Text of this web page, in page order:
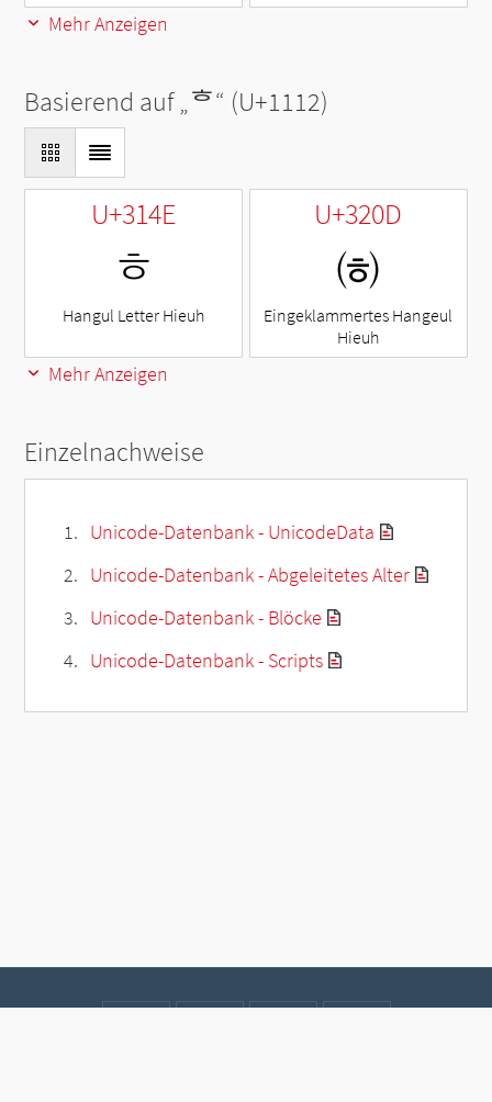
Mehr Anzeigen
Basierend auf „ᄒ“ (U+1112)
U+314E
ㅎ
Hangul Letter Hieuh
U+320D
㈍
Eingeklammertes Hangeul
Hieuh
Mehr Anzeigen
Einzelnachweise
Unicode-Datenbank - UnicodeData
Unicode-Datenbank - Abgeleitetes Alter
Unicode-Datenbank - Blöcke
Unicode-Datenbank - Scripts